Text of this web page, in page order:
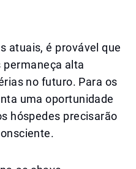
atuais, é provável que
permaneça alta
no futuro. Para os
uma oportunidade
hóspedes precisarão